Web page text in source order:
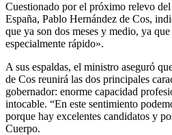
Cuestionado por el próximo relevo
España, Pablo Hernández de Cos,
que ya son dos meses y medio, ya
especialmente rápido».
A sus espaldas, el ministro aseguró
de Cos reunirá las dos principales
gobernador: enorme capacidad
intocable. “En este sentimiento
porque hay excelentes candidatos y
Cuerpo.